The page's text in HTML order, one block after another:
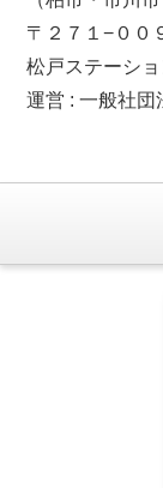
〒２７１−００
松戸ステーシ
運営 : 一般社